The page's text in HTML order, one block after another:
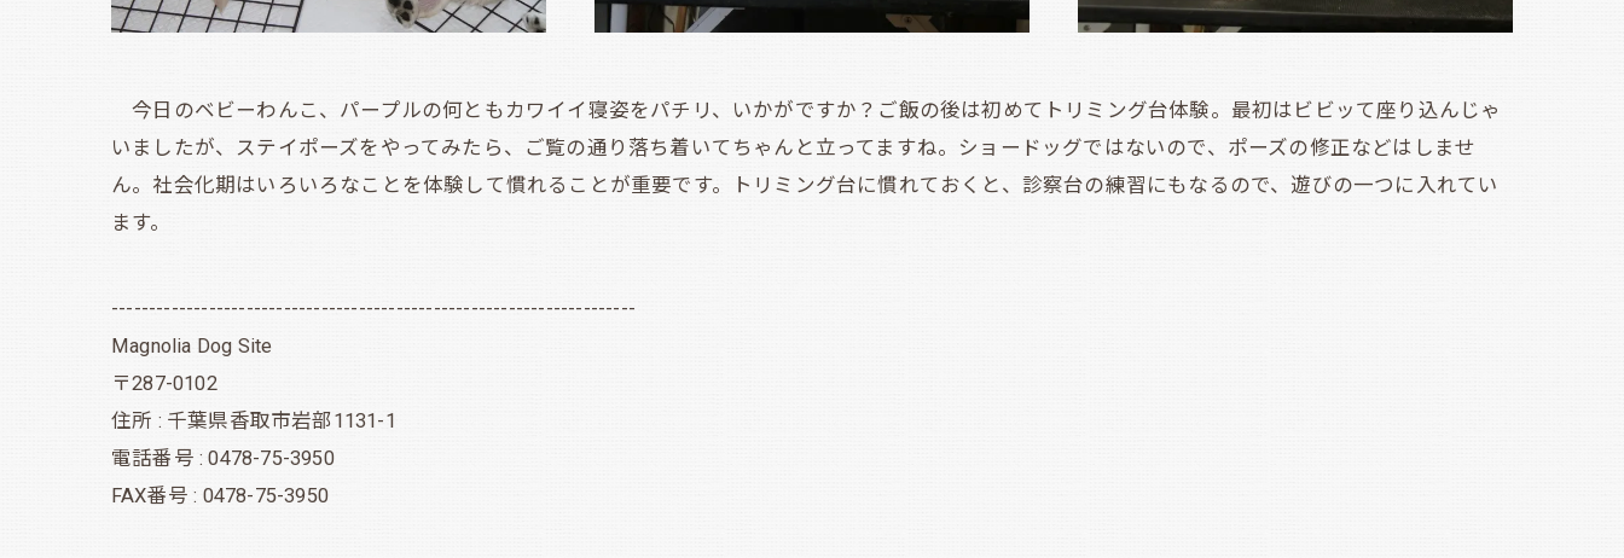
今日のベビーわんこ、パープルの何ともカワイイ寝姿をパチリ、いかがですか？ご飯の後は初めてトリミング台体験。最初はビビッて座り込んじゃ
いましたが、ステイポーズをやってみたら、ご覧の通り落ち着いてちゃんと立ってますね。ショードッグではないので、ポーズの修正などはしませ
ん。社会化期はいろいろなことを体験して慣れることが重要です。トリミング台に慣れておくと、診察台の練習にもなるので、遊びの一つに入れてい
ます。
----------------------------------------------------------------------
Magnolia Dog Site
〒287-0102
住所 : 千葉県香取市岩部1131-1
電話番号 : 0478-75-3950
FAX番号 : 0478-75-3950